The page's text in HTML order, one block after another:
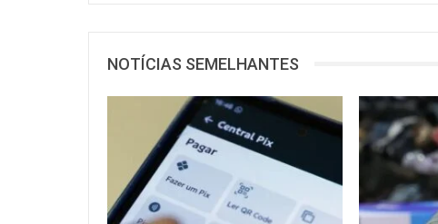
NOTÍCIAS SEMELHANTES